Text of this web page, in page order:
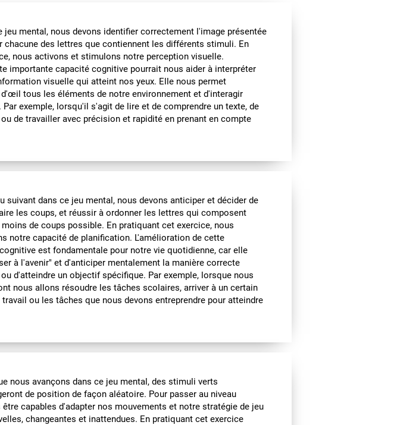
jeu mental, nous devons identifier correctement l'image présentée
chacune des lettres que contiennent les différents stimuli. En
nous activons et stimulons notre perception visuelle.
importante capacité cognitive pourrait nous aider à interpréter
visuelle qui atteint nos yeux. Elle nous permet
tous les éléments de notre environnement et d'interagir
Par exemple, lorsqu'il s'agit de lire et de comprendre un texte, de
de travailler avec précision et rapidité en prenant en compte
suivant dans ce jeu mental, nous devons anticiper et décider de
les coups, et réussir à ordonner les lettres qui composent
de coups possible. En pratiquant cet exercice, nous
notre capacité de planification. L'amélioration de cette
est fondamentale pour notre vie quotidienne, car elle
à l'avenir" et d'anticiper mentalement la manière correcte
d'atteindre un objectif spécifique. Par exemple, lorsque nous
nous allons résoudre les tâches scolaires, arriver à un certain
ou les tâches que nous devons entreprendre pour atteindre
nous avançons dans ce jeu mental, des stimuli verts
de position de façon aléatoire. Pour passer au niveau
être capables d'adapter nos mouvements et notre stratégie de jeu
changeantes et inattendues. En pratiquant cet exercice